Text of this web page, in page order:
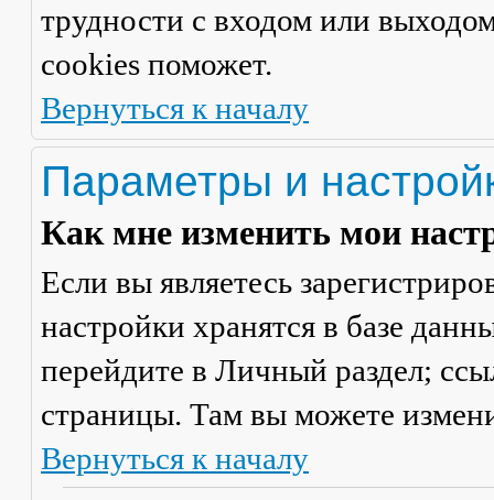
трудности с входом или
cookies поможет.
Вернуться к началу
Параметры и
Как мне изменить мои
Если вы являетесь
настройки хранятся в базе
перейдите в Личный раздел;
страницы. Там вы можете
Вернуться к началу